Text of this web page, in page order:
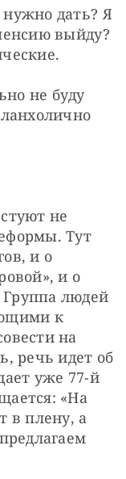
дать? Я
выйду?
не буду
не
Тут
и о
и о
людей
к
на
речь идет об
уже 77-й
«На
в плену, а